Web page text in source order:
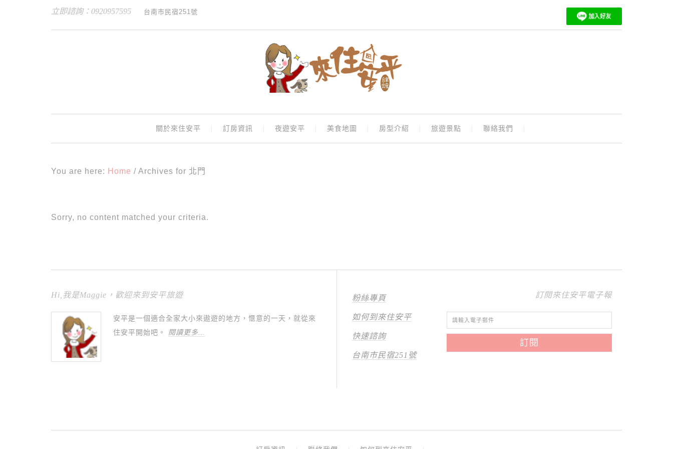
立即諮詢：0920957595 台南市民宿251號
關於來住安平 訂房資訊 夜遊安平 美食地圖 房型介紹 旅遊景點 聯絡我們
You are here: Home / Archives for 北門
Sorry, no content matched your criteria.
Hi,我是Maggie，歡迎來到安平旅遊
安平是一個適合全家大小來遨遊的地方，愜意的一天，就從來
住安平開始吧。 閱讀更多…
粉絲專頁
如何到來住安平
快速諮詢
台南市民宿251號
訂閱來住安平電子報